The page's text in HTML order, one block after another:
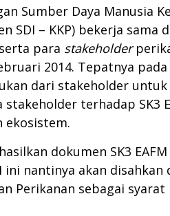
Sumber Daya Manusia
SDI – KKP) bekerja
para stakeholder
2014. Tepatnya
dari stakeholder untuk
stakeholder terhadap SK3
ekosistem.
dokumen SK3
ini nantinya akan disahkan
Perikanan sebagai